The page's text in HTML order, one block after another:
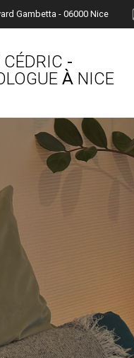
Gambetta - 06000 Nice
CÉDRIC -
À NICE